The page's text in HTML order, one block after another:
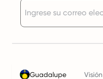
Guadalupe